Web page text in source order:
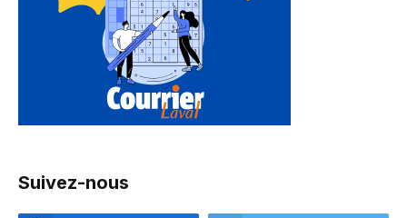
Suivez-nous